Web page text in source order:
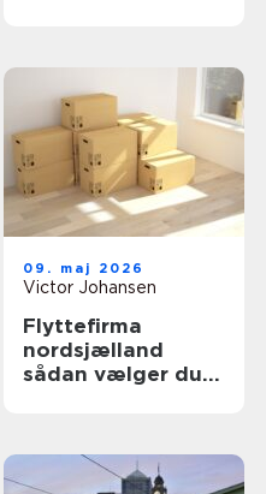
09. maj 2026
Victor Johansen
Flyttefirma
nordsjælland
sådan vælger du